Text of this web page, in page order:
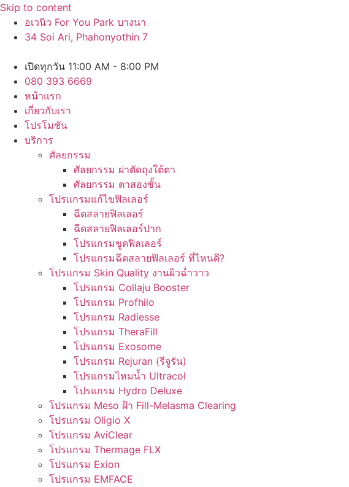
Skip to content
อเวนิว For You Park บางนา
34 Soi Ari, Phahonyothin 7
เปิดทุกวัน 11:00 AM - 8:00 PM
080 393 6669
หน้าแรก
เกี่ยวกับเรา
โปรโมชัน
บริการ
ศัลยกรรม
ศัลยกรรม ผ่าตัดถุงใต้ตา
ศัลยกรรม ตาสองชั้น
โปรแกรมแก้ไขฟิลเลอร์
ฉีดสลายฟิลเลอร์
ฉีดสลายฟิลเลอร์ปาก
โปรแกรมขูดฟิลเลอร์
โปรแกรมฉีดสลายฟิลเลอร์ ที่ไหนดี?
โปรแกรม Skin Quality งานผิวฉ่ำวาว
โปรแกรม Collaju Booster
โปรแกรม Profhilo
โปรแกรม Radiesse
โปรแกรม TheraFill
โปรแกรม Exosome
โปรแกรม Rejuran (รีจูรัน)
โปรแกรมไหมน้ำ Ultracol
โปรแกรม Hydro Deluxe
โปรแกรม Meso ฝ้า Fill-Melasma Clearing
โปรแกรม Oligio X
โปรแกรม AviClear
โปรแกรม Thermage FLX
โปรแกรม Exion
โปรแกรม EMFACE